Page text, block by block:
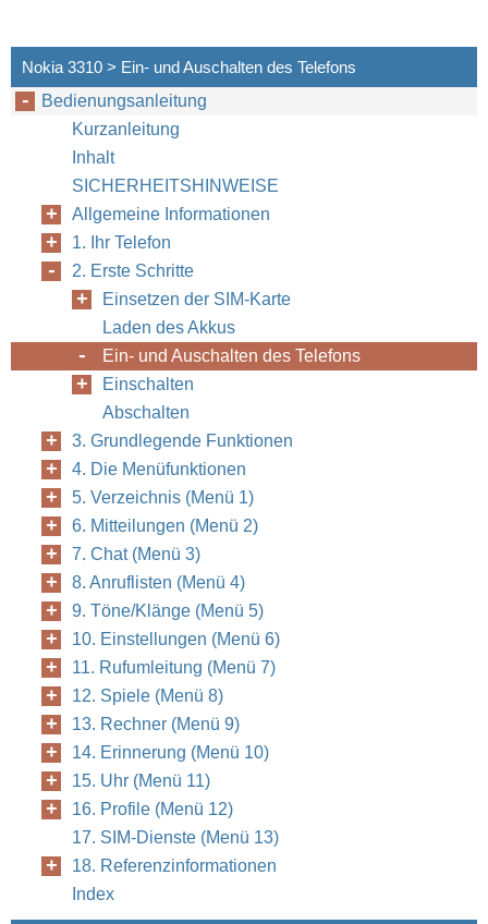
Nokia 3310 > Ein- und Auschalten des Telefons
Bedienungsanleitung
Kurzanleitung
Inhalt
SICHERHEITSHINWEISE
Allgemeine Informationen
1. Ihr Telefon
2. Erste Schritte
Einsetzen der SIM-Karte
Laden des Akkus
Ein- und Auschalten des Telefons
Einschalten
Abschalten
3. Grundlegende Funktionen
4. Die Menüfunktionen
5. Verzeichnis (Menü 1)
6. Mitteilungen (Menü 2)
7. Chat (Menü 3)
8. Anruflisten (Menü 4)
9. Töne/Klänge (Menü 5)
10. Einstellungen (Menü 6)
11. Rufumleitung (Menü 7)
12. Spiele (Menü 8)
13. Rechner (Menü 9)
14. Erinnerung (Menü 10)
15. Uhr (Menü 11)
16. Profile (Menü 12)
17. SIM-Dienste (Menü 13)
18. Referenzinformationen
Index